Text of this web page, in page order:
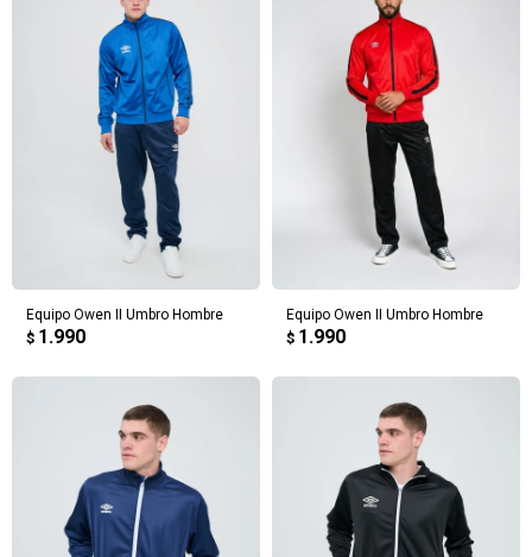
Equipo Owen II Umbro Hombre
$ 1.990
Equipo Owen II Umbro Hombre
$ 1.990